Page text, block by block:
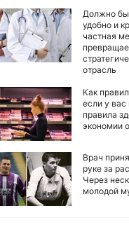
Должно
удобно и
частная
отрасль
Как
если у вас
правила
экономии
Врач
руке за
Через
молодой